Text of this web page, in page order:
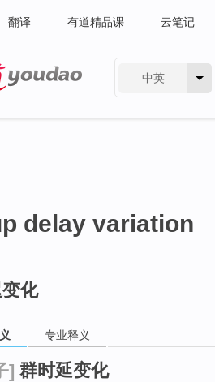
翻译 有道精品课 云笔记
中英
delay variation
化
专业释义
] 群时延变化